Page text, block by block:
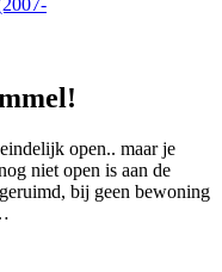
open.. maar je
niet open is aan de
bij geen bewoning